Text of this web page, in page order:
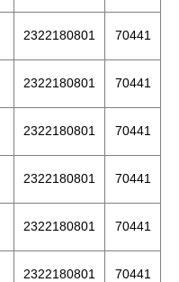
2322180801 70441
2322180801 70441
2322180801 70441
2322180801 70441
2322180801 70441
2322180801 70441